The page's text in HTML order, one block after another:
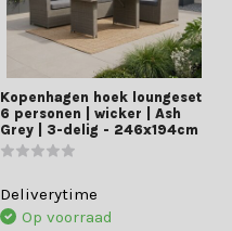
Kopenhagen hoek loungeset
6 personen | wicker | Ash
Grey | 3-delig - 246x194cm
Deliverytime
Op voorraad